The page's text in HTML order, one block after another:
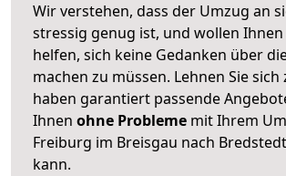
Wir verstehen, dass der Umzug an
stressig genug ist, und wollen Ihnen
helfen, sich keine Gedanken über
machen zu müssen. Lehnen Sie
haben garantiert passende
Ihnen ohne Probleme mit Ihrem
Freiburg im Breisgau nach
kann.